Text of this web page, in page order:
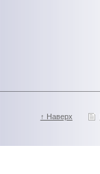
↑ Наверх